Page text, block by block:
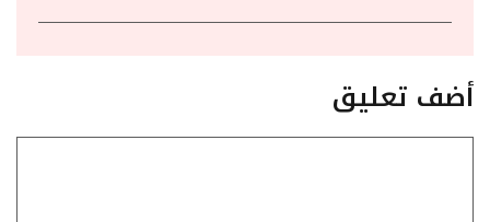
أضف تعليق